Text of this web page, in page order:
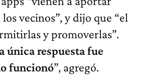
vecinos”, y dijo que “el
y promoverlas”.
única respuesta fue
funcionó”, agregó.